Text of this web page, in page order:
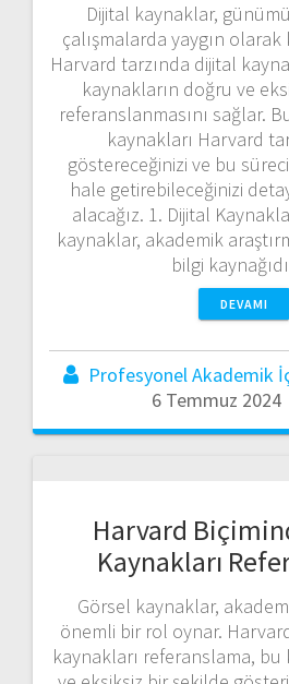
Dijital kaynaklar,
çalışmalarda yaygın
Harvard tarzında dijital
kaynakların doğru ve
referanslanmasını sağlar.
kaynakları Harvard
göstereceğinizi ve bu
hale getirebileceğinizi
alacağız. 1. Dijital
kaynaklar, akademik
bilgi
DEVAMI
Profesyonel Akademik
6 Temmuz 2024
Harvard
Kaynakları
Görsel kaynaklar,
önemli bir rol oynar.
kaynakları referanslama, bu